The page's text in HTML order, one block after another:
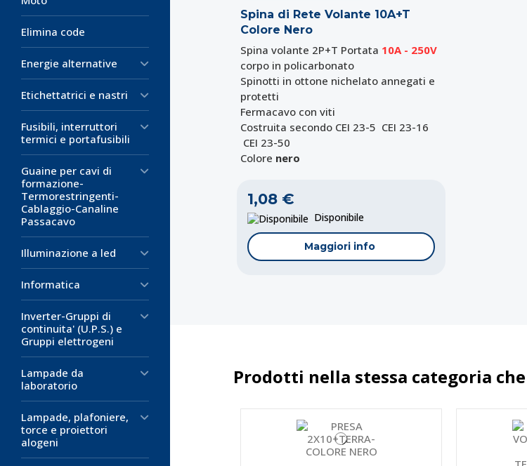
Spina di Rete Volante 10A+T
Colore Nero
Spina volante 2P+T Portata 10A - 250V
corpo in policarbonato
Spinotti in ottone nichelato annegati e
protetti
Fermacavo con viti
Costruita secondo CEI 23-5 CEI 23-16
CEI 23-50
Colore nero
1,08 €
Disponibile
Maggiori info
Prodotti nella stessa categoria
Elimina code
Energie alternative
Etichettatrici e nastri
Fusibili, interruttori
termici e portafusibili
Guaine per cavi di
formazione-
Termorestringenti-
Cablaggio-Canaline
Passacavo
Illuminazione a led
Informatica
Inverter-Gruppi di
continuita' (U.P.S.) e
Gruppi elettrogeni
Lampade da
laboratorio
Lampade, plafoniere,
torce e proiettori
alogeni